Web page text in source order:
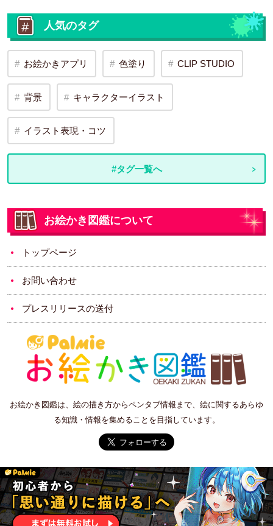
人気のタグ
お絵かきアプリ 色塗り CLIP STUDIO
背景 キャラクターイラスト
イラスト表現・コツ
#タグ一覧へ
お絵かき図鑑について
トップページ
お問い合わせ
プレスリリースの送付
お絵かき図鑑は、絵の描き方からペンタブ情報まで、絵に関するあらゆ
る知識・情報を集めることを目指しています。